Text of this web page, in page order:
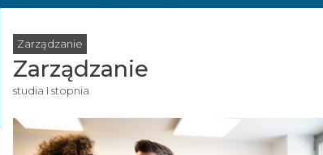
Zarządzanie
Zarządzanie
studia I stopnia